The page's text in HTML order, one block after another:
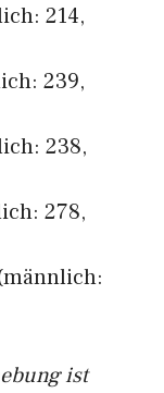
214,
239,
238,
278,
ist